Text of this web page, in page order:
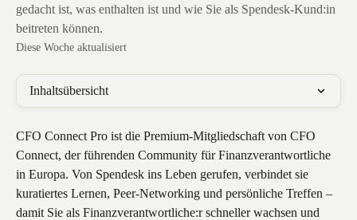
gedacht ist, was enthalten ist und wie Sie als Spendesk-Kund:in
beitreten können.
Diese Woche aktualisiert
Inhaltsübersicht
CFO Connect Pro ist die Premium-Mitgliedschaft von CFO
Connect, der führenden Community für Finanzverantwortliche
in Europa. Von Spendesk ins Leben gerufen, verbindet sie
kuratiertes Lernen, Peer-Networking und persönliche Treffen –
damit Sie als Finanzverantwortliche:r schneller wachsen und